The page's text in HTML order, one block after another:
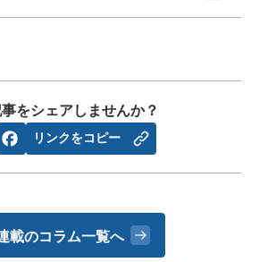
をシェアしませんか？
リンクをコピー
載のコラム一覧へ